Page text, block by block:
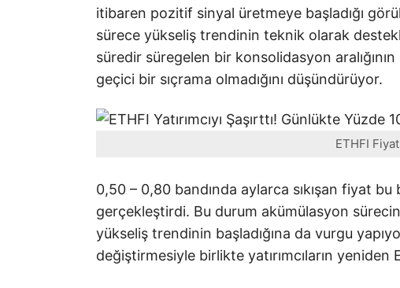
itibaren pozitif sinyal üretmeye başladığı
sürece yükseliş trendinin teknik olarak
süredir süregelen bir konsolidasyon
geçici bir sıçrama olmadığını düşündürüyor.
ETHFI
0,50 – 0,80 bandında aylarca sıkışan fiyat bu
gerçekleştirdi. Bu durum akümülasyon
yükseliş trendinin başladığına da vurgu
değiştirmesiyle birlikte yatırımcıların yeniden